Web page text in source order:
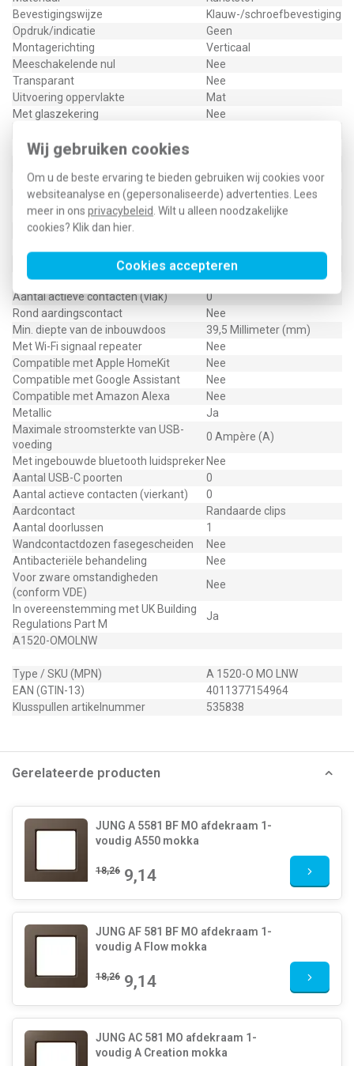
Wij gebruiken cookies
Om u de beste ervaring te bieden gebruiken wij cookies voor
websiteanalyse en (gepersonaliseerde) advertenties. Lees
meer in ons privacybeleid. Wilt u alleen noodzakelijke
cookies? Klik dan hier.
Cookies accepteren
Bevestigingswijze
Klauw-/schroefbevestiging
Opdruk/indicatie
Geen
Montagerichting
Verticaal
Meeschakelende nul
Nee
Transparant
Nee
Uitvoering oppervlakte
Mat
Met glaszekering
Nee
Geschikt voor beschermingsgraad (IP)
Schakelmateriaalhoogte
55 Millimeter (mm)
Aantal contactdozen schakelbaar
0
Met functieverlichting
Nee
Met oriëntatieverlichting
Met IFTTT ondersteuning
Nee
Aantal actieve contacten (rond)
2
Aantal actieve contacten (vlak)
0
Rond aardingscontact
Nee
Min. diepte van de inbouwdoos
39,5 Millimeter (mm)
Met Wi-Fi signaal repeater
Nee
Compatible met Apple HomeKit
Nee
Compatible met Google Assistant
Nee
Compatible met Amazon Alexa
Nee
Metallic
Ja
Maximale stroomsterkte van USB-
voeding
0 Ampère (A)
Met ingebouwde bluetooth luidspreker Nee
Aantal USB-C poorten
0
Aantal actieve contacten (vierkant)
0
Aardcontact
Randaarde clips
Aantal doorlussen
1
Wandcontactdozen fasegescheiden
Nee
Antibacteriële behandeling
Nee
Voor zware omstandigheden
(conform VDE)
Nee
In overeenstemming met UK Building
Regulations Part M
Ja
A1520-OMOLNW
Type / SKU (MPN)
A 1520-O MO LNW
EAN (GTIN-13)
4011377154964
Klusspullen artikelnummer
535838
Gerelateerde producten
JUNG A 5581 BF MO afdekraam 1-
voudig A550 mokka
18,26 9,14
JUNG AF 581 BF MO afdekraam 1-
voudig A Flow mokka
18,26 9,14
JUNG AC 581 MO afdekraam 1-
voudig A Creation mokka